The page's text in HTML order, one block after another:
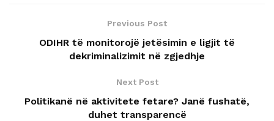
Previous Post
ODIHR të monitorojë jetësimin e ligjit të
dekriminalizimit në zgjedhje
Next Post
Politikanë në aktivitete fetare? Janë fushatë,
duhet transparencë